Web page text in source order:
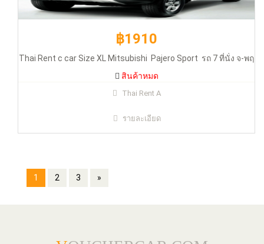
฿1910
Thai Rent c car Size XL Mitsubishi Pajero Sport รถ 7 ที่นั่ง จ-พฤ
สินค้าหมด
Thai Rent A
รายละเอียด
1 2 3 »